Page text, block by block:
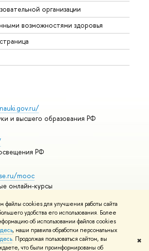
файлы cookies для улучшения работы сайта
удобства его использования. Более
об использовании файлов cookies
, наши правила обработки персональных
. Продолжая пользоваться сайтом, вы
что были проинформированы об
✖
организации
возможностями здоровья
и высшего образования РФ
РФ
mooc
онлайн-курсы
Адреса и контакты
материалов